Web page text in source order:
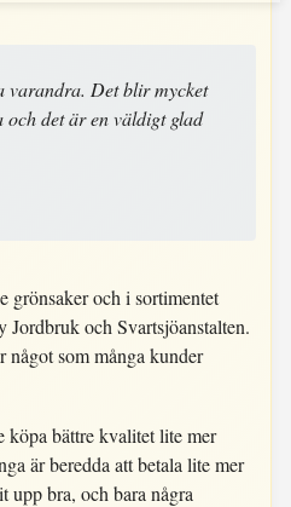
varandra. Det blir mycket
och det är en väldigt glad
grönsaker och i sortimentet
och Svartsjöanstalten.
något som många kunder
bättre kvalitet lite mer
är beredda att betala lite mer
bra, och bara några